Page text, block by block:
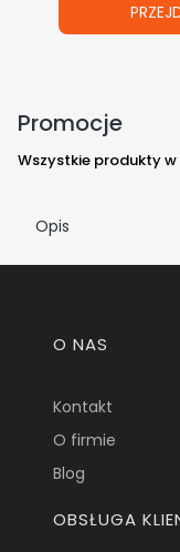
Promocje
Wszystkie produkty
Opis
Linki w
O NAS
Kontakt
O firmie
Blog
OBSŁUGA